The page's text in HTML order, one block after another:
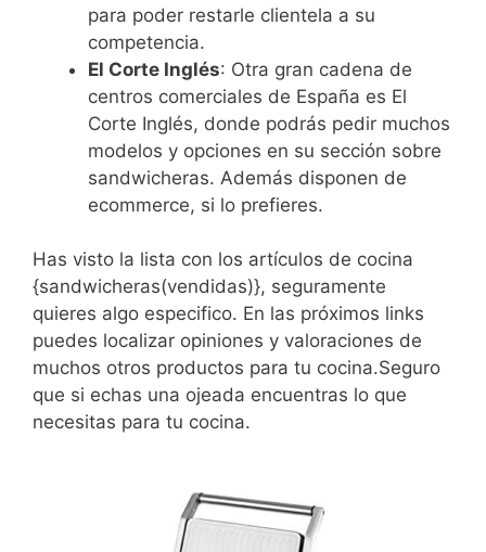
para poder restarle clientela a su
competencia.
El Corte Inglés: Otra gran cadena de
centros comerciales de España es El
Corte Inglés, donde podrás pedir muchos
modelos y opciones en su sección sobre
sandwicheras. Además disponen de
ecommerce, si lo prefieres.
Has visto la lista con los artículos de cocina
{sandwicheras(vendidas)}, seguramente
quieres algo especifico. En las próximos links
puedes localizar opiniones y valoraciones de
muchos otros productos para tu cocina.Seguro
que si echas una ojeada encuentras lo que
necesitas para tu cocina.